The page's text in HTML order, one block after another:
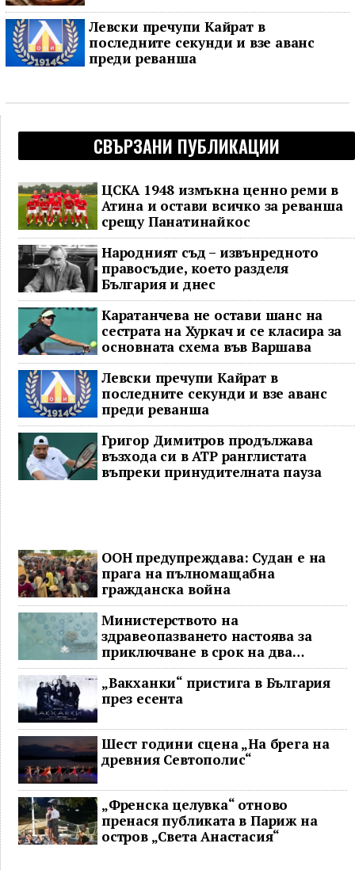
Левски пречупи Кайрат в
последните секунди и взе аванс
преди реванша
СВЪРЗАНИ ПУБЛИКАЦИИ
ЦСКА 1948 измъкна ценно реми в
Атина и остави всичко за реванша
срещу Панатинайкос
Народният съд – извънредното
правосъдие, което разделя
България и днес
Каратанчева не остави шанс на
сестрата на Хуркач и се класира за
основната схема във Варшава
Левски пречупи Кайрат в
последните секунди и взе аванс
преди реванша
Григор Димитров продължава
възхода си в ATP ранглистата
въпреки принудителната пауза
ООН предупреждава: Судан е на
прага на пълномащабна
гражданска война
Министерството на
здравеопазването настоява за
приключване в срок на два
ключови строителни проекта
„Вакханки“ пристига в България
през есента
Шест години сцена „На брега на
древния Севтополис“
„Френска целувка“ отново
пренася публиката в Париж на
остров „Света Анастасия“